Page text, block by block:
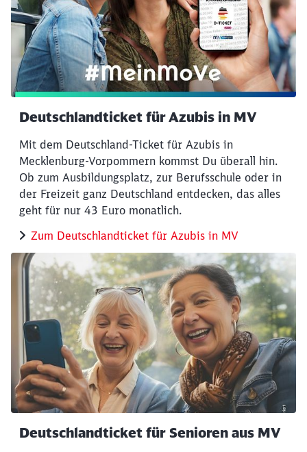
Deutschlandticket für Azubis in MV
Mit dem Deutschland-Ticket für Azubis in
Mecklenburg-Vorpommern kommst Du überall hin.
Ob zum Ausbildungsplatz, zur Berufsschule oder in
der Freizeit ganz Deutschland entdecken, das alles
geht für nur 43 Euro monatlich.
Zum Deutschlandticket für Azubis in MV
Deutschlandticket für Senioren aus MV